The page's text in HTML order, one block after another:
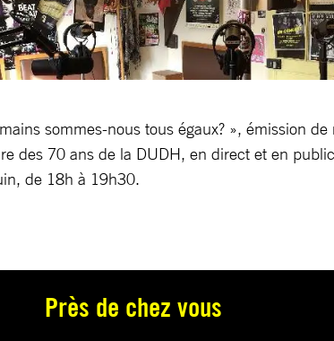
sommes-nous tous égaux? », émission
des 70 ans de la DUDH, en direct et en
de 18h à 19h30.
Près de chez vous